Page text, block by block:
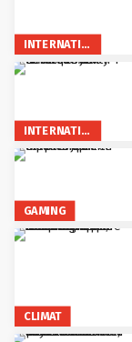
INTERNATIONAL
INTERNATIONAL
GAMING
CLIMAT